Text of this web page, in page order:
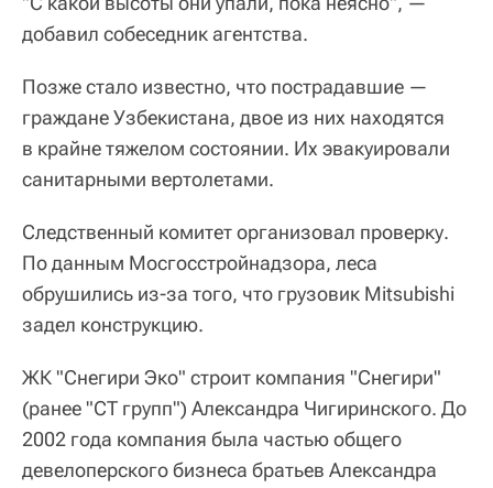
добавил собеседник агентства.
Позже стало известно, что пострадавшие —
граждане Узбекистана, двое из них находятся
в крайне тяжелом состоянии. Их эвакуировали
санитарными вертолетами.
Следственный комитет организовал проверку.
По данным Мосгосстройнадзора, леса
обрушились из-за того, что грузовик Mitsubishi
задел конструкцию.
ЖК "Снегири Эко" строит компания "Снегири"
(ранее "СТ групп") Александра Чигиринского. До
2002 года компания была частью общего
девелоперского бизнеса братьев Александра